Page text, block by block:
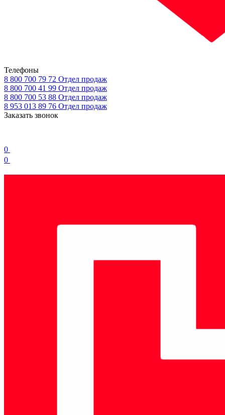
Телефоны
8 800 700 79 72 Отдел продаж
8 800 700 41 99 Отдел продаж
8 800 700 53 88 Отдел продаж
8 953 013 89 76 Отдел продаж
Заказать звонок
0
0